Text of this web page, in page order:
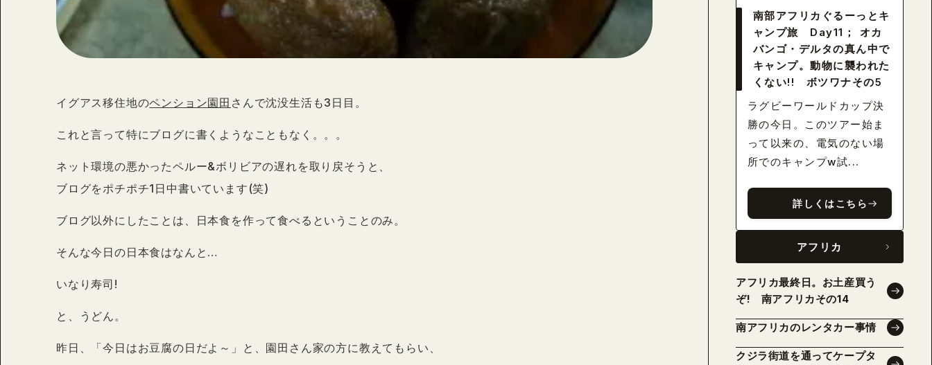
イグアス移住地のペンション園田 さんで沈没生活も3日目。
これと言って特にブログに書くようなこともなく。。。
ネット環境の悪かったペルー&ボリビアの遅れを取り戻そうと、
ブログをポチポチ1日中書いています(笑)
ブログ以外にしたことは、日本食を作って食べるということのみ。
そんな今日の日本食はなんと…
いなり寿司!
と、うどん。
昨日、「今日はお豆腐の日だよ～」と、園田さん家の方に教えてもらい、
南部アフリカぐるーっとキ
ャンプ旅 Day11； オカ
バンゴ・デルタの真ん中で
キャンプ。動物に襲われた
くない!! ボツワナその5
ラグビーワールドカップ決
勝の今日。このツアー始ま
って以来の、電気のない場
所でのキャンプw試...
詳しくはこちら
アフリカ
アフリカ最終日。お土産買う
ぞ! 南アフリカその14
南アフリカのレンタカー事情
クジラ街道を通ってケープタ